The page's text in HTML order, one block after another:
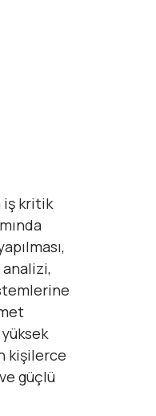
iş kritik
kişilerce
güçlü